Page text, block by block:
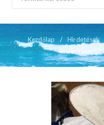
Kezdőlap / Hirdetések
Hajócsavar
/